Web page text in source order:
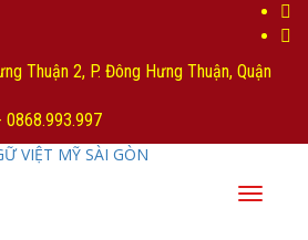
Thuận 2, P. Đông Hưng Thuận, Quận
0868.993.997
Toggle